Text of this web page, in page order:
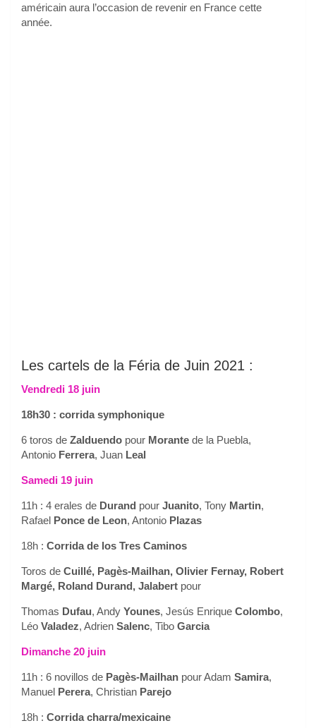
américain aura l’occasion de revenir en France cette
année.
Les cartels de la Féria de Juin 2021 :
Vendredi 18 juin
18h30 : corrida symphonique
6 toros de Zalduendo pour Morante de la Puebla,
Antonio Ferrera, Juan Leal
Samedi 19 juin
11h : 4 erales de Durand pour Juanito, Tony Martin,
Rafael Ponce de Leon, Antonio Plazas
18h : Corrida de los Tres Caminos
Toros de Cuillé, Pagès-Mailhan, Olivier Fernay, Robert
Margé, Roland Durand, Jalabert pour
Thomas Dufau, Andy Younes, Jesús Enrique Colombo,
Léo Valadez, Adrien Salenc, Tibo Garcia
Dimanche 20 juin
11h : 6 novillos de Pagès-Mailhan pour Adam Samira,
Manuel Perera, Christian Parejo
18h : Corrida charra/mexicaine